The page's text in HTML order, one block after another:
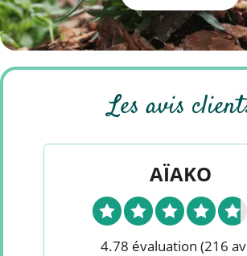
Les avis
AÏAKO
4.78 évaluation (216